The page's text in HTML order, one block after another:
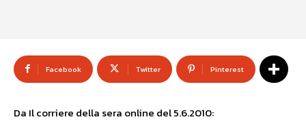
Facebook Twitter Pinterest
Da Il corriere della sera online del 5.6.2010: